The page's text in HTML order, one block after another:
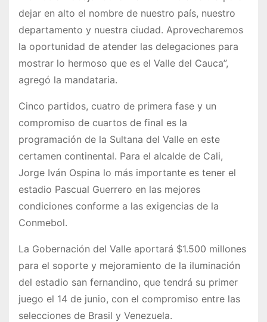
dejar en alto el nombre de nuestro país, nuestro
departamento y nuestra ciudad. Aprovecharemos
la oportunidad de atender las delegaciones para
mostrar lo hermoso que es el Valle del Cauca”,
agregó la mandataria.
Cinco partidos, cuatro de primera fase y un
compromiso de cuartos de final es la
programación de la Sultana del Valle en este
certamen continental. Para el alcalde de Cali,
Jorge Iván Ospina lo más importante es tener el
estadio Pascual Guerrero en las mejores
condiciones conforme a las exigencias de la
Conmebol.
La Gobernación del Valle aportará $1.500 millones
para el soporte y mejoramiento de la iluminación
del estadio san fernandino, que tendrá su primer
juego el 14 de junio, con el compromiso entre las
selecciones de Brasil y Venezuela.